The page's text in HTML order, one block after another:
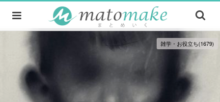
雑学・お役立ち(1679)